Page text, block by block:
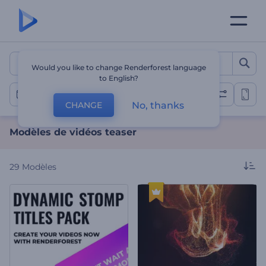
Modèles de vidéos teaser
Vidéos Teaser
Modèles de vidéos teaser
29 Modèles
Would you like to change Renderforest language
to English?
CHANGE No, thanks